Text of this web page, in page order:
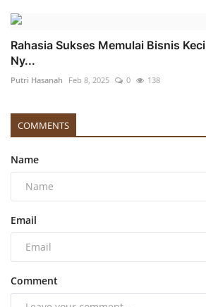
Rahasia Sukses Memulai Bisnis
Ny...
Putri Hasanah Feb 8, 2025 0 138
COMMENTS
Name
Email
Comment